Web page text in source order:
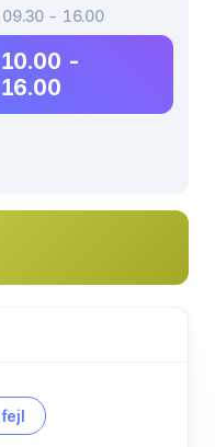
09.30 - 16.00
10.00 -
16.00